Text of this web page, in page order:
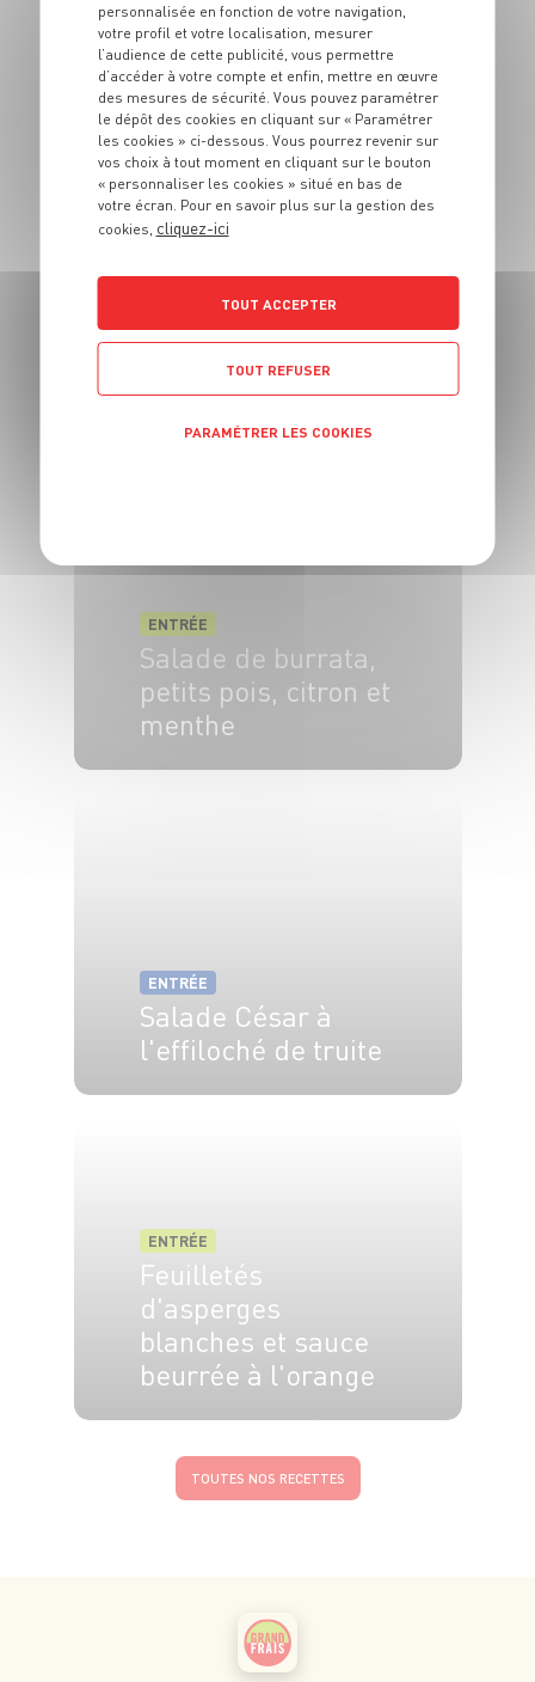
grillé, cerises et
frais du maquis
4 pers. 15 min 5 min
ENTRÉE
Crème d'artichauts
à la ricotta
ENTRÉE
Salade de burrata,
petits pois, citron et
menthe
ENTRÉE
Salade César à
l'effiloché de truite
ENTRÉE
Feuilletés
d'asperges
blanches et sauce
beurrée à l'orange
TOUTES NOS RECETTES
personnalisée en fonction de votre navigation,
votre profil et votre localisation, mesurer
l’audience de cette publicité, vous permettre
d’accéder à votre compte et enfin, mettre en œuvre
des mesures de sécurité. Vous pouvez paramétrer
le dépôt des cookies en cliquant sur « Paramétrer
les cookies » ci-dessous. Vous pourrez revenir sur
vos choix à tout moment en cliquant sur le bouton
« personnaliser les cookies » situé en bas de
votre écran. Pour en savoir plus sur la gestion des
cookies, cliquez-ici
TOUT ACCEPTER
TOUT REFUSER
PARAMÉTRER LES COOKIES